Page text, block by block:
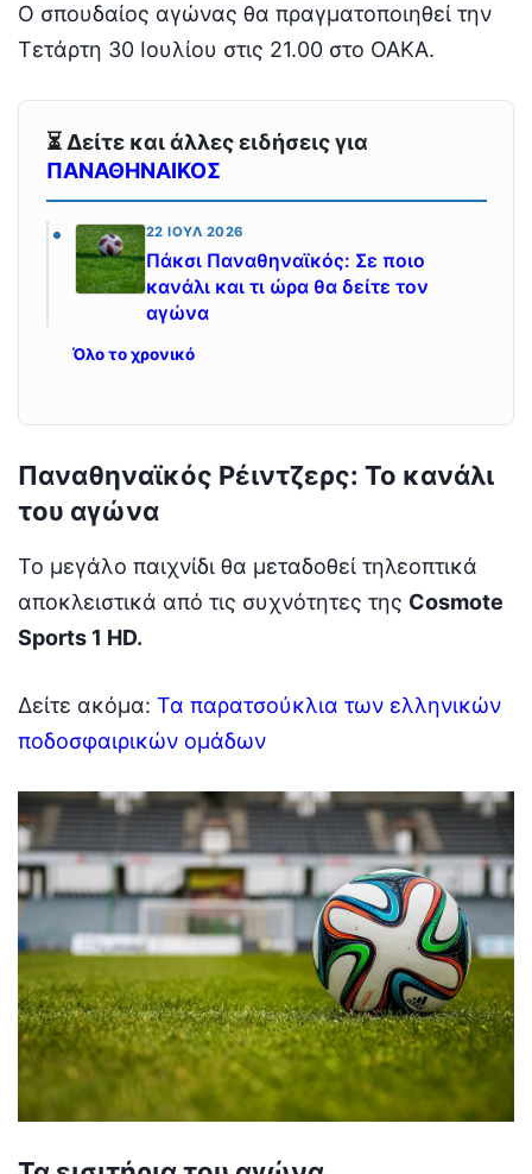
Ο σπουδαίος αγώνας θα πραγματοποιηθεί την
Τετάρτη 30 Ιουλίου στις 21.00 στo OAKA.
⏳ Δείτε και άλλες ειδήσεις για
ΠΑΝΑΘΗΝΑΙΚΟΣ
22 ΙΟΎΛ 2026
Πάκσι Παναθηναϊκός: Σε ποιο
κανάλι και τι ώρα θα δείτε τον
αγώνα
Όλο το χρονικό
Παναθηναϊκός Ρέιντζερς: Το κανάλι
του αγώνα
Το μεγάλο παιχνίδι θα μεταδοθεί τηλεοπτικά
αποκλειστικά από τις συχνότητες της Cosmote
Sports 1 HD.
Δείτε ακόμα: Τα παρατσούκλια των ελληνικών
ποδοσφαιρικών ομάδων